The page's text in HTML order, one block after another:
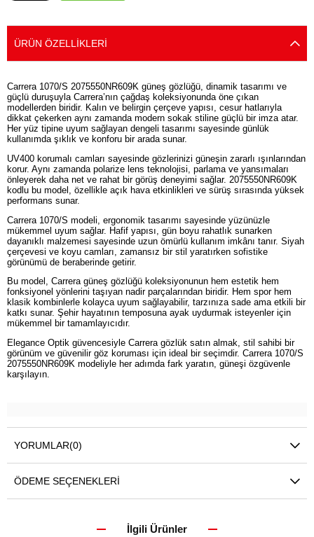
ÜRÜN ÖZELLIKLERI
Carrera 1070/S 2075550NR609K güneş gözlüğü, dinamik tasarımı ve
güçlü duruşuyla Carrera’nın çağdaş koleksiyonunda öne çıkan
modellerden biridir. Kalın ve belirgin çerçeve yapısı, cesur hatlarıyla
dikkat çekerken aynı zamanda modern sokak stiline güçlü bir imza atar.
Her yüz tipine uyum sağlayan dengeli tasarımı sayesinde günlük
kullanımda şıklık ve konforu bir arada sunar.
UV400 korumalı camları sayesinde gözlerinizi güneşin zararlı ışınlarından
korur. Aynı zamanda polarize lens teknolojisi, parlama ve yansımaları
önleyerek daha net ve rahat bir görüş deneyimi sağlar. 2075550NR609K
kodlu bu model, özellikle açık hava etkinlikleri ve sürüş sırasında yüksek
performans sunar.
Carrera 1070/S modeli, ergonomik tasarımı sayesinde yüzünüzle
mükemmel uyum sağlar. Hafif yapısı, gün boyu rahatlık sunarken
dayanıklı malzemesi sayesinde uzun ömürlü kullanım imkânı tanır. Siyah
çerçevesi ve koyu camları, zamansız bir stil yaratırken sofistike
görünümü de beraberinde getirir.
Bu model, Carrera güneş gözlüğü koleksiyonunun hem estetik hem
fonksiyonel yönlerini taşıyan nadir parçalarından biridir. Hem spor hem
klasik kombinlerle kolayca uyum sağlayabilir, tarzınıza sade ama etkili bir
katkı sunar. Şehir hayatının temposuna ayak uydurmak isteyenler için
mükemmel bir tamamlayıcıdır.
Elegance Optik güvencesiyle Carrera gözlük satın almak, stil sahibi bir
görünüm ve güvenilir göz koruması için ideal bir seçimdir. Carrera 1070/S
2075550NR609K modeliyle her adımda fark yaratın, güneşi özgüvenle
karşılayın.
YORUMLAR(0)
ÖDEME SEÇENEKLERI
İlgili Ürünler